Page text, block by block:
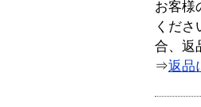
お客様
くだ
合、返
⇒返品